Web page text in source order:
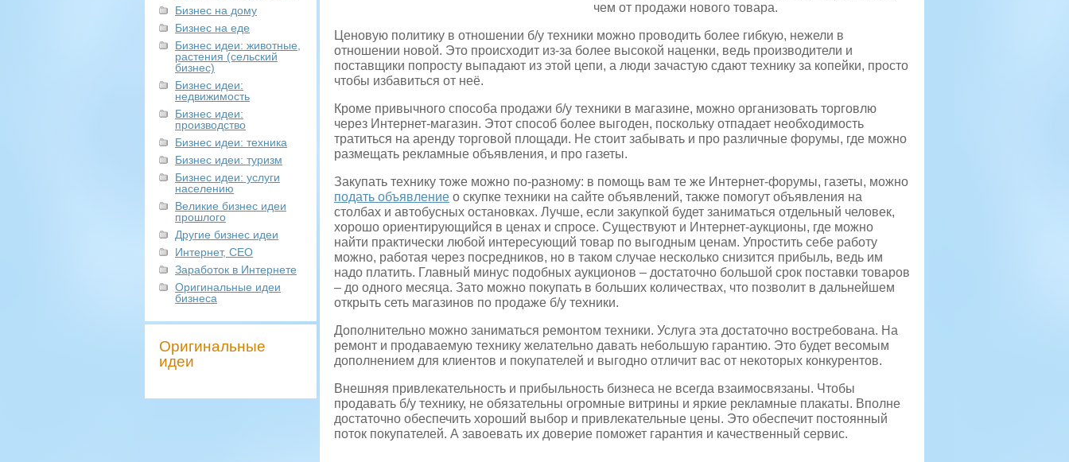
Бизнес на дому
Бизнес на еде
Бизнес идеи: животные,
растения (сельский
бизнес)
Бизнес идеи:
недвижимость
Бизнес идеи:
производство
Бизнес идеи: техника
Бизнес идеи: туризм
Бизнес идеи: услуги
населению
Великие бизнес идеи
прошлого
Другие бизнес идеи
Интернет, СЕО
Заработок в Интернете
Оригинальные идеи
бизнеса
Оригинальные
идеи
чем от продажи нового товара.
Ценовую политику в отношении б/у техники можно проводить более гибкую, нежели в
отношении новой. Это происходит из-за более высокой наценки, ведь производители и
поставщики попросту выпадают из этой цепи, а люди зачастую сдают технику за копейки, просто
чтобы избавиться от неё.
Кроме привычного способа продажи б/у техники в магазине, можно организовать торговлю
через Интернет-магазин. Этот способ более выгоден, поскольку отпадает необходимость
тратиться на аренду торговой площади. Не стоит забывать и про различные форумы, где можно
размещать рекламные объявления, и про газеты.
Закупать технику тоже можно по-разному: в помощь вам те же Интернет-форумы, газеты, можно
подать объявление о скупке техники на сайте объявлений, также помогут объявления на
столбах и автобусных остановках. Лучше, если закупкой будет заниматься отдельный человек,
хорошо ориентирующийся в ценах и спросе. Существуют и Интернет-аукционы, где можно
найти практически любой интересующий товар по выгодным ценам. Упростить себе работу
можно, работая через посредников, но в таком случае несколько снизится прибыль, ведь им
надо платить. Главный минус подобных аукционов – достаточно большой срок поставки товаров
– до одного месяца. Зато можно покупать в больших количествах, что позволит в дальнейшем
открыть сеть магазинов по продаже б/у техники.
Дополнительно можно заниматься ремонтом техники. Услуга эта достаточно востребована. На
ремонт и продаваемую технику желательно давать небольшую гарантию. Это будет весомым
дополнением для клиентов и покупателей и выгодно отличит вас от некоторых конкурентов.
Внешняя привлекательность и прибыльность бизнеса не всегда взаимосвязаны. Чтобы
продавать б/у технику, не обязательны огромные витрины и яркие рекламные плакаты. Вполне
достаточно обеспечить хороший выбор и привлекательные цены. Это обеспечит постоянный
поток покупателей. А завоевать их доверие поможет гарантия и качественный сервис.